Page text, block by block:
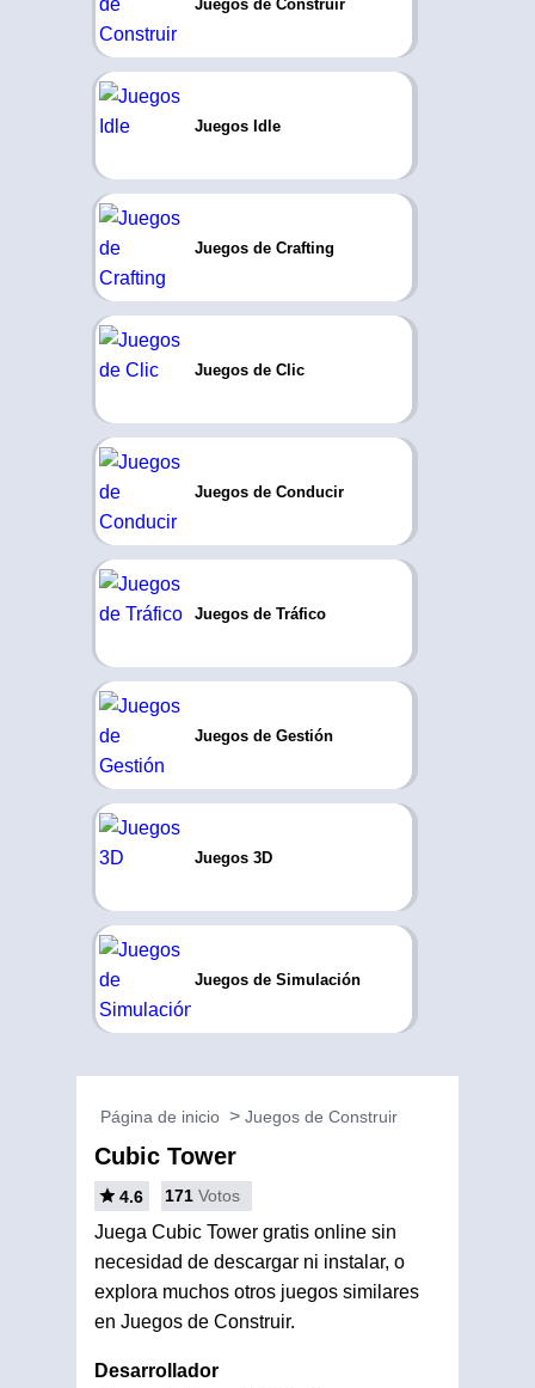
Juegos de Construir
Juegos Idle
Juegos de Crafting
Juegos de Clic
Juegos de Conducir
Juegos de Tráfico
Juegos de Gestión
Juegos 3D
Juegos de Simulación
Página de inicio Juegos de Construir
Cubic Tower
4.6 171 Votos
Juega Cubic Tower gratis online sin
necesidad de descargar ni instalar, o
explora muchos otros juegos similares
en Juegos de Construir.
Desarrollador